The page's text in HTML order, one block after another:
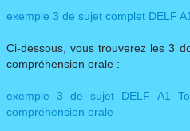
exemple 3 de sujet complet DELF
Ci-dessous, vous trouverez les 3
compréhension orale :
exemple 3 de sujet DELF A1
compréhension orale